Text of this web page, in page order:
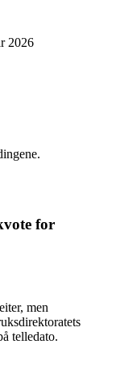
2026
for
men
telledato.